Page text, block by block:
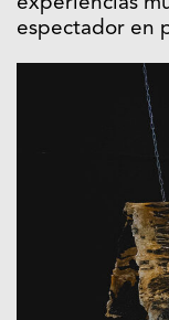
espectador en